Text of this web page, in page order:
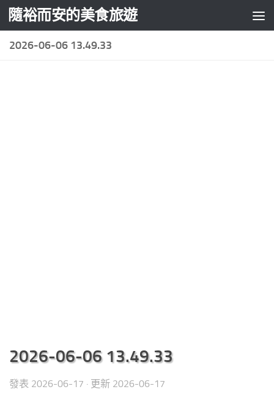
Skip to content
隨裕而安的美食旅遊
2026-06-06 13.49.33
2026-06-06 13.49.33
發表 2026-06-17 · 更新 2026-06-17